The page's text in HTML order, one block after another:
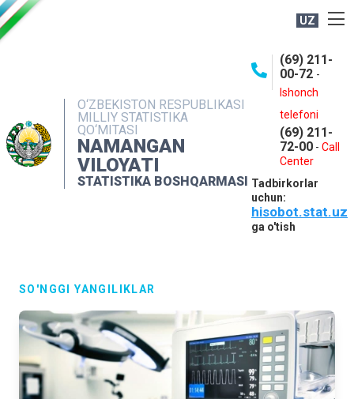
UZ
O‘ZBEKISTON RESPUBLIKASI
MILLIY STATISTIKA
QO‘MITASI
NAMANGAN
VILOYATI
STATISTIKA BOSHQARMASI
(69) 211-
00-72 -
Ishonch
telefoni
(69) 211-
72-00 - Call
Center
Tadbirkorlar
uchun:
hisobot.stat.uz
ga o'tish
NASHRLAR
INTERAKTIV XIZMATLAR
MATBUOT XIZMATI
MUROJAATLAR
SO'NGGI YANGILIKLAR